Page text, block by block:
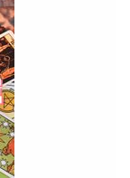
The Wave